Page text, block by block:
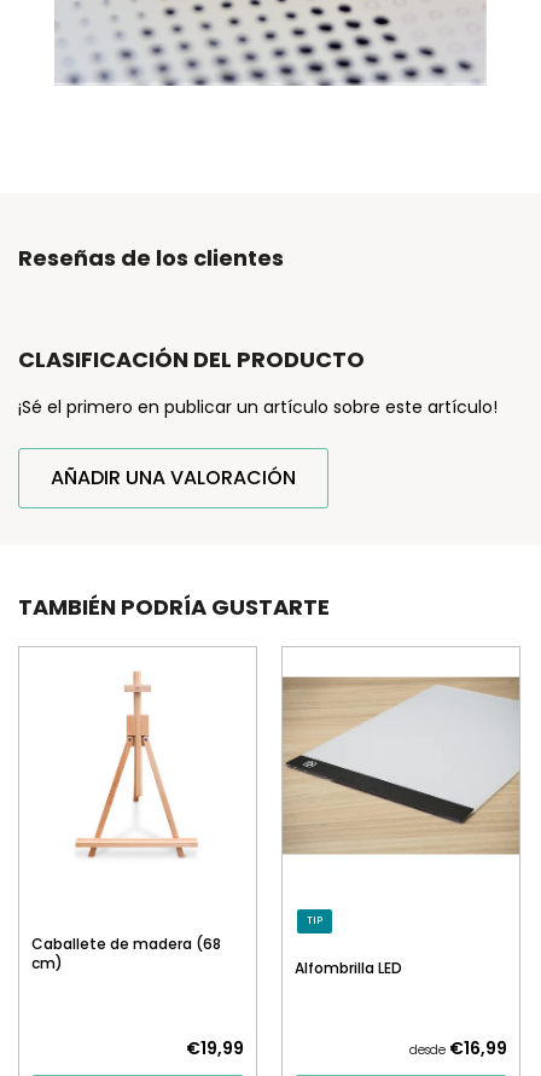
Reseñas de los clientes
CLASIFICACIÓN DEL PRODUCTO
¡Sé el primero en publicar un artículo sobre este artículo!
AÑADIR UNA VALORACIÓN
TAMBIÉN PODRÍA GUSTARTE
Caballete de madera (68
cm)
€19,99
TIP
Alfombrilla LED
desde €16,99